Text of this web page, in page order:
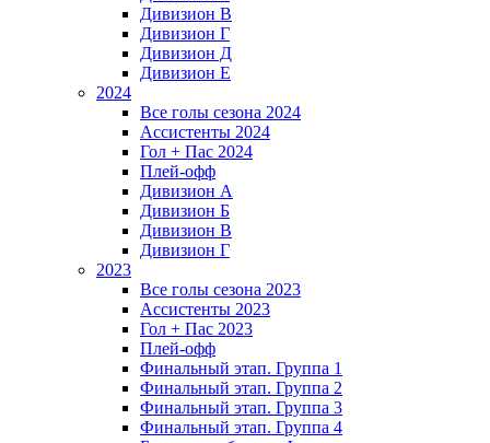
Дивизион В
Дивизион Г
Дивизион Д
Дивизион Е
2024
Все голы сезона 2024
Ассистенты 2024
Гол + Пас 2024
Плей-офф
Дивизион A
Дивизион Б
Дивизион В
Дивизион Г
2023
Все голы сезона 2023
Ассистенты 2023
Гол + Пас 2023
Плей-офф
Финальный этап. Группа 1
Финальный этап. Группа 2
Финальный этап. Группа 3
Финальный этап. Группа 4